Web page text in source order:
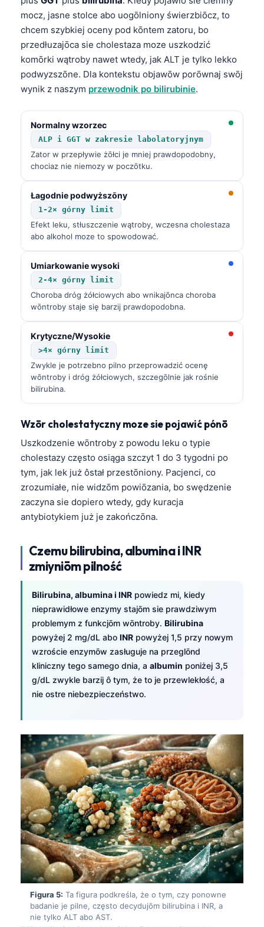
mocz, jasne stolce abo uogōlniony świerzbiōcz, to
chcem szybkiej oceny pod kōntem zatoru, bo
przedłuzajōca sie cholestaza moze uszkodzić
komōrki wątroby nawet wtedy, jak ALT je tylko lekko
podwyzszōne. Dla kontekstu objawōw porōwnaj swōj
wynik z naszym przewodnik po bilirubinie.
Normalny wzorzec
ALP i GGT w zakresie labolatoryjnym
Zator w przepływie żōłci je mniej prawdopodobny,
chociaz nie niemozy w poczōtku.
Łagodnie podwyższōny
1-2× górny limit
Efekt leku, stłuszczenie wątroby, wczesna cholestaza
abo alkohol moze to spowodować.
Umiarkowanie wysoki
2-4× górny limit
Choroba dróg żółciowych abo wnikajōnca choroba
wōntroby staje się barzij prawdopodobna.
Krytyczne/Wysokie
>4× górny limit
Zwykle je potrzebno pilno przeprowadzić ocenę
wōntroby i dróg żółciowych, szczegōlnie jak rośnie
bilirubina.
Wzōr cholestatyczny moze sie pojawić pónō
Uszkodzenie wōntroby z powodu leku o typie
cholestazy często osiąga szczyt 1 do 3 tygodni po
tym, jak lek już ôstał przestōniony. Pacjenci, co
zrozumiałe, nie widzōm powiōzania, bo swędzenie
zaczyna sie dopiero wtedy, gdy kuracja
antybiotykiem już je zakończōna.
Czemu bilirubina, albumina i INR
zmiyniōm pilność
Bilirubina, albumina i INR powiedz mi, kiedy
nieprawidłowe enzymy stajōm sie prawdziwym
problemym z funkcjōm wōntroby. Bilirubina
powyżej 2 mg/dL abo INR powyżej 1,5 przy nowym
wzroście enzymōw zasługuje na przeglōnd
kliniczny tego samego dnia, a albumin poniżej 3,5
g/dL zwykle barzij ô tym, że to je przewlekłość, a
nie ostre niebezpieczeństwo.
Figura 5: Ta figura podkreśla, że o tym, czy ponowne
badanie je pilne, często decydujōm bilirubina i INR, a
nie tylko ALT abo AST.
سنڌي
සිංහල
অসমীয়া
Galego
Latviešu valoda
Македонски јазик
Euskara
Gàidhlig
Occitan
العربية المغربية
Монгол
ພາສາລາວ
Basa Jawa
Cebuano
ئۇيغۇرچە
Кыргызча
Беларуская мова
Frysk
Norsk bokmål